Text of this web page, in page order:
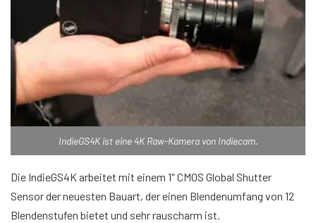
IndieGS4K ist eine 4K Raw-Kamera von Indiecam.
Die IndieGS4K arbeitet mit einem 1″ CMOS Global Shutter
Sensor der neuesten Bauart, der einen Blendenumfang von 12
Blendenstufen bietet und sehr rauscharm ist.